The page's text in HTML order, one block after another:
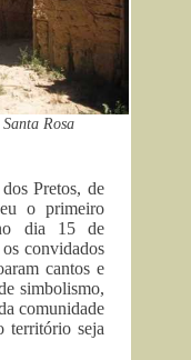
Rosa
Pretos, de
o primeiro
dia 15 de
convidados
cantos e
simbolismo,
comunidade
território seja